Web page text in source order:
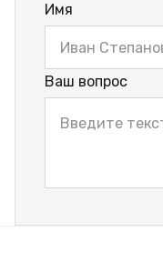
Имя
Ваш вопрос